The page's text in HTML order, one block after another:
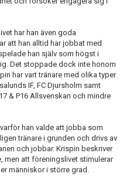
har han även goda
att han alltid har jobbat med
han själv som högst i
Det stoppade dock inte honom
har vart tränare med olika typer
IF, FC Djursholm samt
& P16 Allsvenskan och mindre
han valde att jobba som
tränare i grunden och drivs av
och jobbar. Krispin beskriver
men att föreningslivet stimulerar
människor i större grad.